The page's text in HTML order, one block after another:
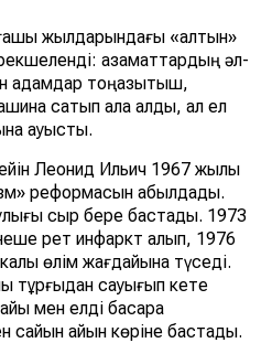
жылдарындағы «алтын»
азаматтардың әл-
адамдар тоңазытқыш,
сатып ала алды, ал ел
ауысты.
Леонид Ильич 1967 жылы
реформасын қабылдады.
сыр бере бастады. 1973
рет инфаркт алып, 1976
өлім жағдайына түседі.
тұрғыдан сауығып кете
мен елді басқара
айқын көріне бастады.